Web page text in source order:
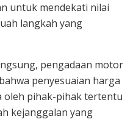
untuk mendekati nilai
langkah yang
pengadaan motor
penyesuaian harga
oleh pihak-pihak tertentu
kejanggalan yang